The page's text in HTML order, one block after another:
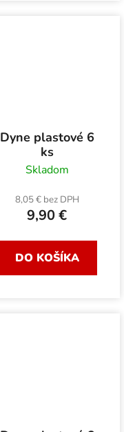
Dyne plastové 6
ks
Skladom
8,05 € bez DPH
9,90 €
DO KOŠÍKA